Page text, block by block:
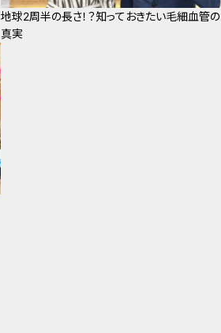
地球2周半の長さ！？知っておきたい毛細血管の
真実